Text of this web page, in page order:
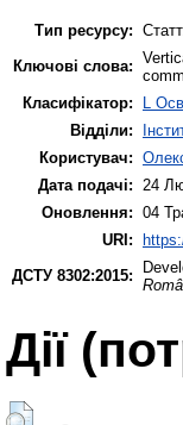
Тип ресурсу:
Ключові слова:
Класифікатор:
L
Відділи:
Користувач:
Дата подачі:
24
Оновлення: 04
URI:
ДСТУ 8302:2015:
Дії